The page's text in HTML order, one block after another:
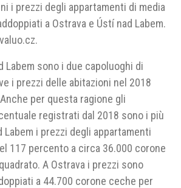
i prezzi degli appartamenti di media
a Ostrava e Ústí nad Labem.
Labem sono i due capoluoghi di
i prezzi delle abitazioni nel 2018
per questa ragione gli
registrati dal 2018 sono i più
i prezzi degli appartamenti
117 percento a circa 36.000 corone
A Ostrava i prezzi sono
a 44.700 corone ceche per